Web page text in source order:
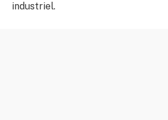
industriel.